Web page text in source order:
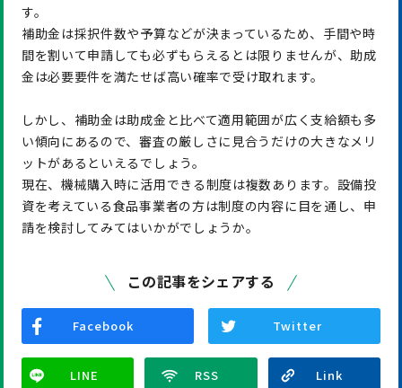
す。
補助金は採択件数や予算などが決まっているため、手間や時
間を割いて申請しても必ずもらえるとは限りませんが、助成
金は必要要件を満たせば高い確率で受け取れます。
しかし、補助金は助成金と比べて適用範囲が広く支給額も多
い傾向にあるので、審査の厳しさに見合うだけの大きなメリ
ットがあるといえるでしょう。
現在、機械購入時に活用できる制度は複数あります。設備投
資を考えている食品事業者の方は制度の内容に目を通し、申
請を検討してみてはいかがでしょうか。
この記事をシェアする
Facebook Twitter
LINE